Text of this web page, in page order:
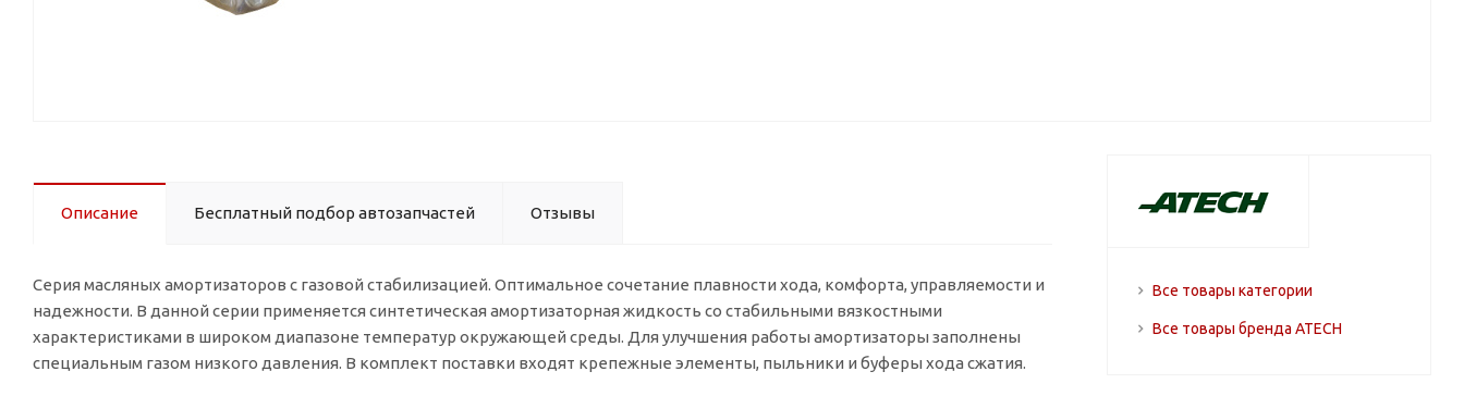
Описание Бесплатный подбор автозапчастей Отзывы
Серия масляных амортизаторов с газовой стабилизацией. Оптимальное сочетание плавности хода, комфорта, управляемости и
надежности. В данной серии применяется синтетическая амортизаторная жидкость со стабильными вязкостными
характеристиками в широком диапазоне температур окружающей среды. Для улучшения работы амортизаторы заполнены
специальным газом низкого давления. В комплект поставки входят крепежные элементы, пыльники и буферы хода сжатия.
Все товары категории
Все товары бренда ATECH